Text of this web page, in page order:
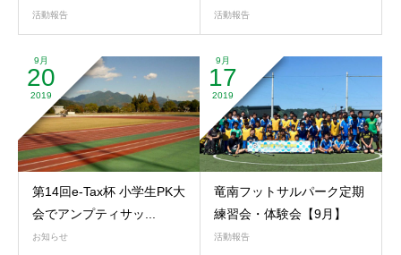
活動報告 活動報告
9月
20
2019
第14回e-Tax杯 小学生PK大
会でアンプティサッ...
お知らせ
9月
17
2019
竜南フットサルパーク定期
練習会・体験会【9月】
活動報告